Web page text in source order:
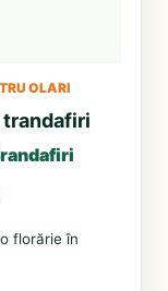
OLARI
trandafiri
florărie în